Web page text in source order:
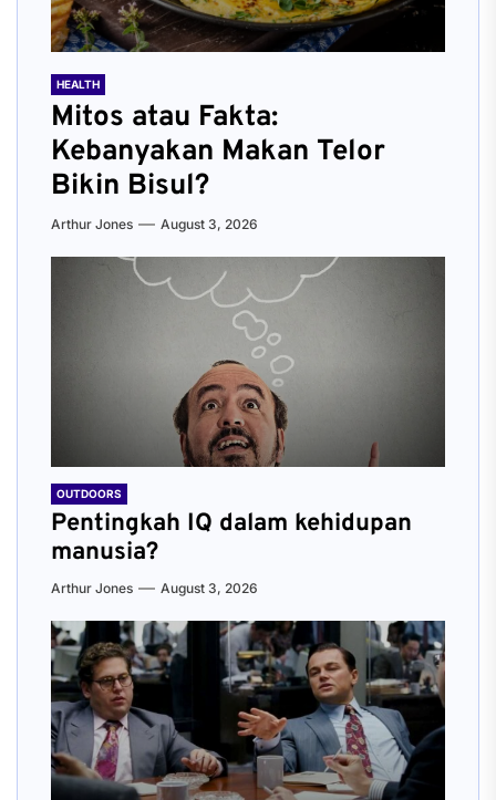
HEALTH
Mitos atau Fakta:
Kebanyakan Makan Telor
Bikin Bisul?
Arthur Jones August 3, 2026
OUTDOORS
Pentingkah IQ dalam kehidupan
manusia?
Arthur Jones August 3, 2026